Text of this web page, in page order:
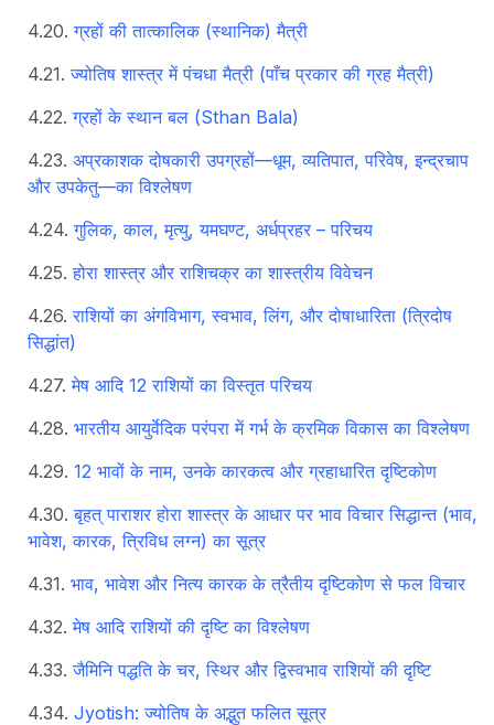
ग्रहों की तात्कालिक (स्थानिक) मैत्री
ज्योतिष शास्त्र में पंचधा मैत्री (पाँच प्रकार की ग्रह मैत्री)
ग्रहों के स्थान बल (Sthan Bala)
अप्रकाशक दोषकारी उपग्रहों—धूम, व्यतिपात, परिवेष, इन्द्रचाप
और उपकेतु—का विश्लेषण
गुलिक, काल, मृत्यु, यमघण्ट, अर्धप्रहर – परिचय
होरा शास्त्र और राशिचक्र का शास्त्रीय विवेचन
राशियों का अंगविभाग, स्वभाव, लिंग, और दोषाधारिता (त्रिदोष
सिद्धांत)
मेष आदि 12 राशियों का विस्तृत परिचय
भारतीय आयुर्वेदिक परंपरा में गर्भ के क्रमिक विकास का विश्लेषण
12 भावों के नाम, उनके कारकत्व और ग्रहाधारित दृष्टिकोण
बृहत् पाराशर होरा शास्त्र के आधार पर भाव विचार सिद्धान्त (भाव,
भावेश, कारक, त्रिविध लग्न) का सूत्र
भाव, भावेश और नित्य कारक के त्रैतीय दृष्टिकोण से फल विचार
मेष आदि राशियों की दृष्टि का विश्लेषण
जैमिनि पद्धति के चर, स्थिर और द्विस्वभाव राशियों की दृष्टि
Jyotish: ज्योतिष के अद्भुत फलित सूत्र